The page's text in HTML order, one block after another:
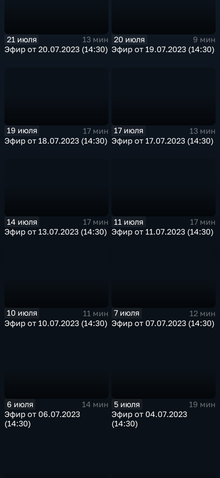
21 июля
13 мин
Эфир от 20.07.2023 (14:30)
20 июля
9 мин
Эфир от 19.07.2023 (14:30)
19 июля
17 мин
Эфир от 18.07.2023 (14:30)
17 июля
13 мин
Эфир от 17.07.2023 (14:30)
14 июля
17 мин
Эфир от 13.07.2023 (14:30)
11 июля
17 мин
Эфир от 11.07.2023 (14:30)
10 июля
11 мин
Эфир от 10.07.2023 (14:30)
7 июля
12 мин
Эфир от 07.07.2023 (14:30)
6 июля
14 мин
Эфир от 06.07.2023
(14:30)
5 июля
19 мин
Эфир от 04.07.2023
(14:30)